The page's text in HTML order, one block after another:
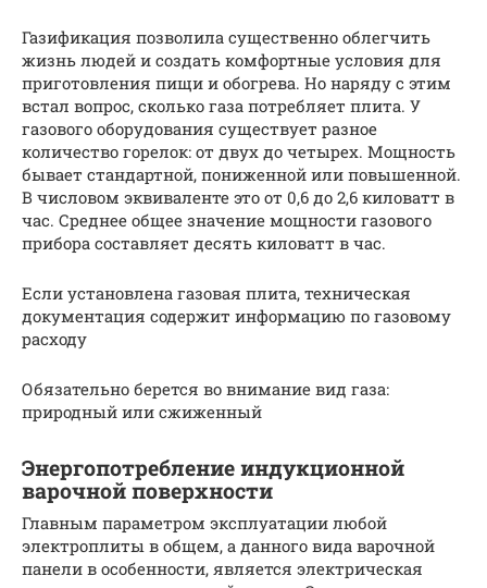
Газификация позволила существенно облегчить
жизнь людей и создать комфортные условия для
приготовления пищи и обогрева. Но наряду с этим
встал вопрос, сколько газа потребляет плита. У
газового оборудования существует разное
количество горелок: от двух до четырех. Мощность
бывает стандартной, пониженной или повышенной.
В числовом эквиваленте это от 0,6 до 2,6 киловатт в
час. Среднее общее значение мощности газового
прибора составляет десять киловатт в час.
Если установлена газовая плита, техническая
документация содержит информацию по газовому
расходу
Обязательно берется во внимание вид газа:
природный или сжиженный
Энергопотребление индукционной
варочной поверхности
Главным параметром эксплуатации любой
электроплиты в общем, а данного вида варочной
панели в особенности, является электрическая